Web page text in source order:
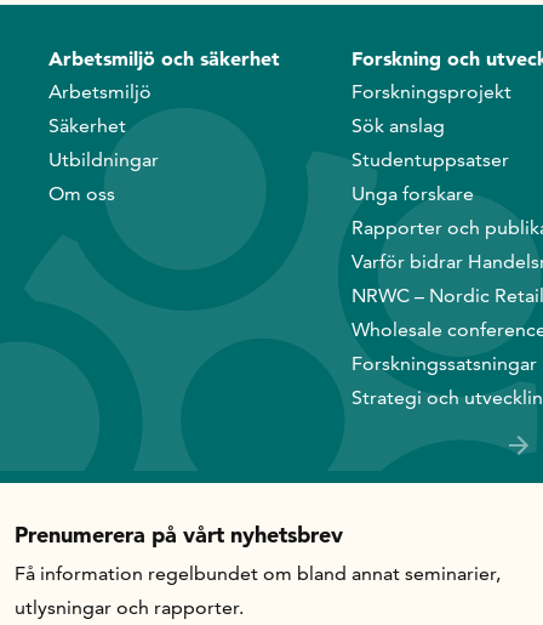
Infrastrukturellt stöd
Planeringsanslag
Unga forskare
Varför bidrar Handelsrådet?
Forskningssatsningar
Kompetens och omställning
Handelns ekonomiska råd
Kalender
Handelsrådet Play
Om oss
Arbetsmiljö och säkerhet
Arbetsmiljö
Säkerhet
Utbildningar
Om oss
Forskning och
Forskningsprojekt
Sök anslag
Studentuppsatser
Unga forskare
Rapporter och
Varför bidrar
NRWC – Nordic
Wholesale
Forskningssatsningar
Strategi och
Prenumerera på vårt nyhetsbrev
Få information regelbundet om bland annat seminarier,
utlysningar och rapporter.